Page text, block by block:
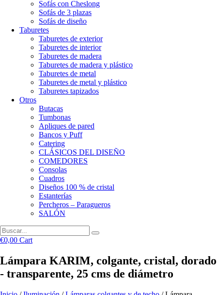
Sofás con Cheslong
Sofás de 3 plazas
Sofás de diseño
Taburetes
Taburetes de exterior
Taburetes de interior
Taburetes de madera
Taburetes de madera y plástico
Taburetes de metal
Taburetes de metal y plástico
Taburetes tapizados
Otros
Butacas
Tumbonas
Apliques de pared
Bancos y Puff
Catering
CLÁSICOS DEL DISEÑO
COMEDORES
Consolas
Cuadros
Diseños 100 % de cristal
Estanterías
Percheros – Paragueros
SALÓN
€0,00 Cart
Lámpara KARIM, colgante, cristal, dorado
- transparente, 25 cms de diámetro